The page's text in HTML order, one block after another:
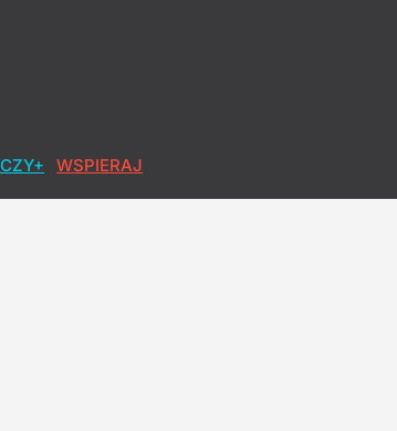
WSPIERAJ